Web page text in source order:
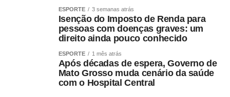
além de um problema judicial, é um
problema social e estrutural. Esse é o
maior desafio, a mudança social e
estrutural do que gera e fomenta essa
violência, não bastando a aplicação correta
da lei para findar a violência e proteger as
vítimas. Por isso se mostra tão importante a
ESPORTE 3 semanas atrás
Isenção do Imposto de Renda para
pessoas com doenças graves: um
direito ainda pouco conhecido
ESPORTE 1 mês atrás
Após décadas de espera, Governo de
Mato Grosso muda cenário da saúde
com o Hospital Central